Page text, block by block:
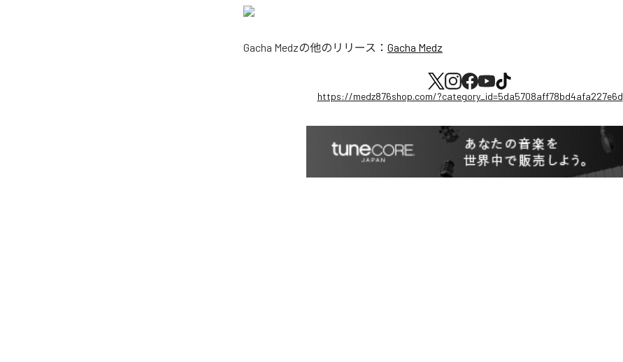
Gacha Medzの他のリリース： Gacha Medz
https://medz876shop.com/?category_id=5da5708aff78bd4afa227e6d